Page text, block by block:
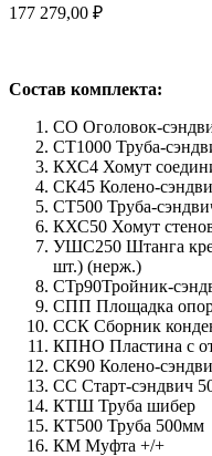
177 279,00 ₽
Состав комплекта:
СО Оголовок-
СТ1000 Труба-
КХС4 Хомут
СК45 Колено-
СТ500 Труба-
КХС50 Хомут
УШС250 Штанга
шт.) (нерж.)
СТр90Тройник-
СПП Площадка
ССК Сборник
КПНО Пластина с
СК90 Колено-
СС Старт-сэндвич
КТШ Труба шибер
КТ500 Труба 500мм
КМ Муфта +/+